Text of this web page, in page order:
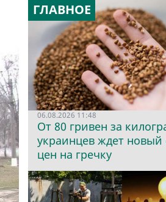
ГЛАВНОЕ
06.08.2026 11:48
От 80 гривен за
украинцев ждет новый
цен на гречку